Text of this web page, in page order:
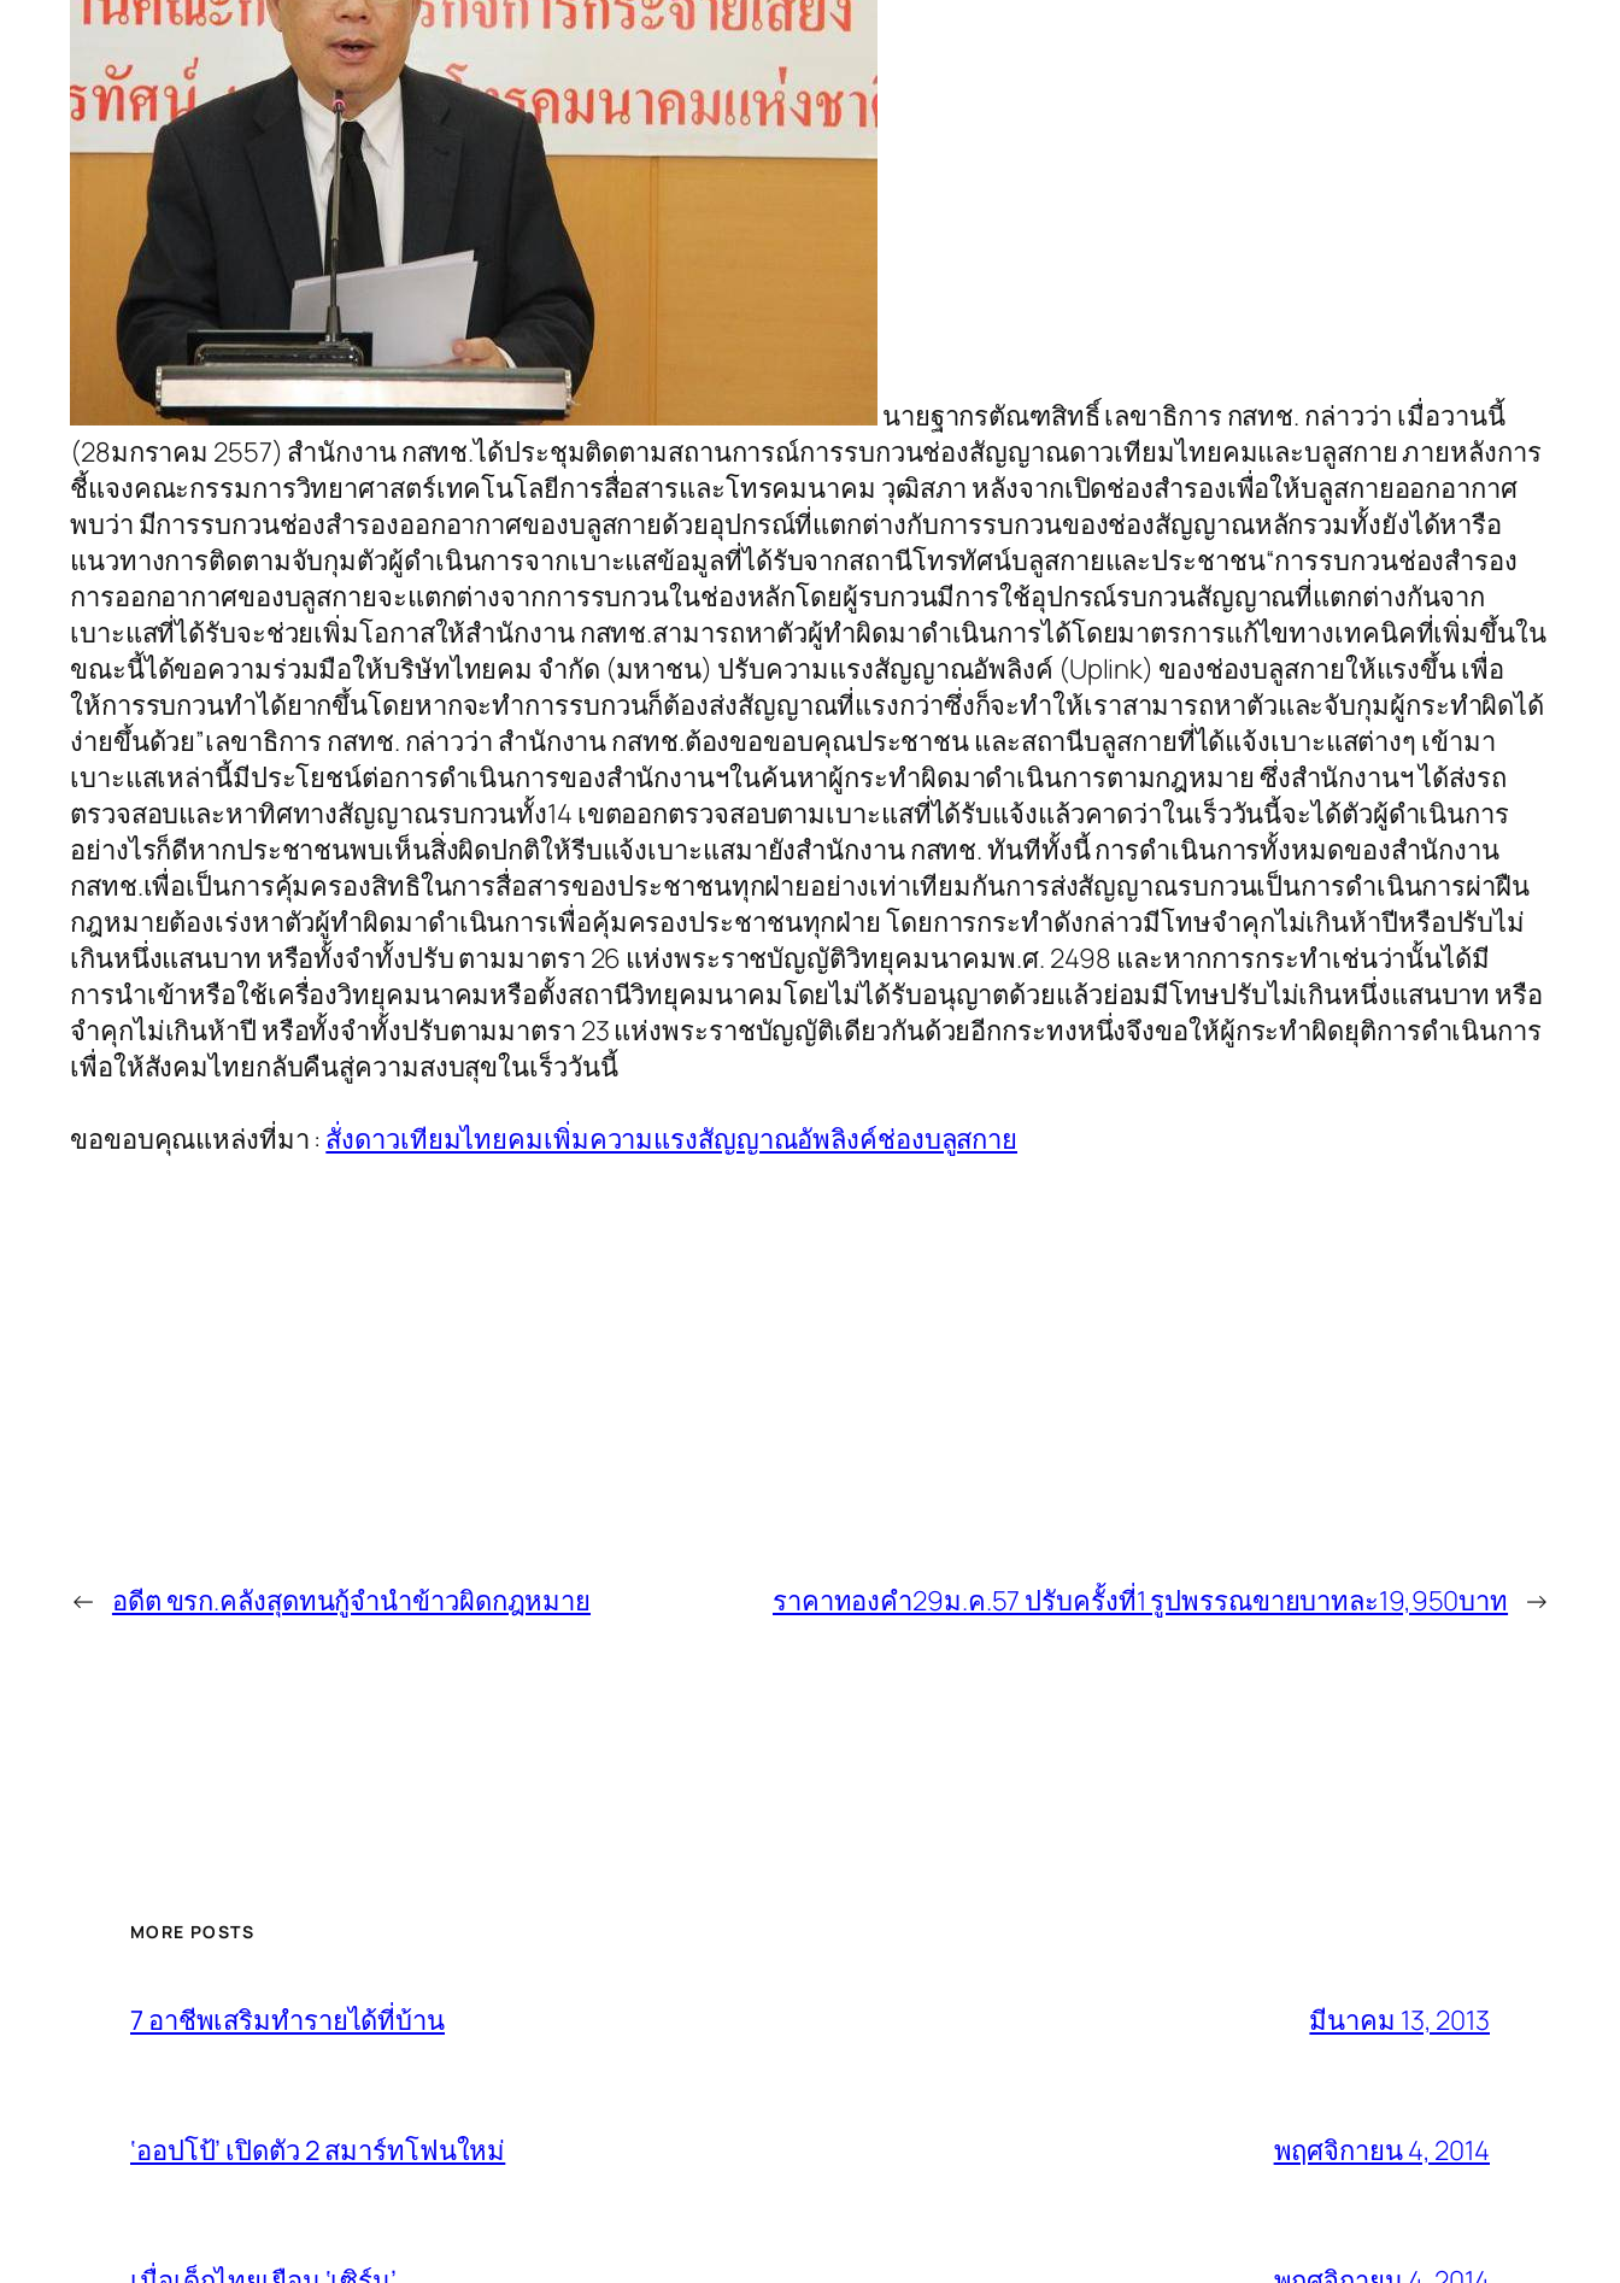
นายฐากรตัณฑสิทธิ์ เลขาธิการ กสทช. กล่าวว่า เมื่อวานนี้
(28มกราคม 2557) สำนักงาน กสทช.ได้ประชุมติดตามสถานการณ์การรบกวนช่องสัญญาณดาวเทียมไทยคมและบลูสกาย ภายหลังการ
ชี้แจงคณะกรรมการวิทยาศาสตร์เทคโนโลยีการสื่อสารและโทรคมนาคม วุฒิสภา หลังจากเปิดช่องสำรองเพื่อให้บลูสกายออกอากาศ
พบว่า มีการรบกวนช่องสำรองออกอากาศของบลูสกายด้วยอุปกรณ์ที่แตกต่างกับการรบกวนของช่องสัญญาณหลักรวมทั้งยังได้หารือ
แนวทางการติดตามจับกุมตัวผู้ดำเนินการจากเบาะแสข้อมูลที่ได้รับจากสถานีโทรทัศน์บลูสกายและประชาชน“การรบกวนช่องสำรอง
การออกอากาศของบลูสกายจะแตกต่างจากการรบกวนในช่องหลักโดยผู้รบกวนมีการใช้อุปกรณ์รบกวนสัญญาณที่แตกต่างกันจาก
เบาะแสที่ได้รับจะช่วยเพิ่มโอกาสให้สำนักงาน กสทช.สามารถหาตัวผู้ทำผิดมาดำเนินการได้โดยมาตรการแก้ไขทางเทคนิคที่เพิ่มขึ้นใน
ขณะนี้ได้ขอความร่วมมือให้บริษัทไทยคม จำกัด (มหาชน) ปรับความแรงสัญญาณอัพลิงค์ (Uplink) ของช่องบลูสกายให้แรงขึ้น เพื่อ
ให้การรบกวนทำได้ยากขึ้นโดยหากจะทำการรบกวนก็ต้องส่งสัญญาณที่แรงกว่าซึ่งก็จะทำให้เราสามารถหาตัวและจับกุมผู้กระทำผิดได้
ง่ายขึ้นด้วย”เลขาธิการ กสทช. กล่าวว่า สำนักงาน กสทช.ต้องขอขอบคุณประชาชน และสถานีบลูสกายที่ได้แจ้งเบาะแสต่างๆ เข้ามา
เบาะแสเหล่านี้มีประโยชน์ต่อการดำเนินการของสำนักงานฯในค้นหาผู้กระทำผิดมาดำเนินการตามกฎหมาย ซึ่งสำนักงานฯ ได้ส่งรถ
ตรวจสอบและหาทิศทางสัญญาณรบกวนทั้ง14 เขตออกตรวจสอบตามเบาะแสที่ได้รับแจ้งแล้วคาดว่าในเร็ววันนี้จะได้ตัวผู้ดำเนินการ
อย่างไรก็ดีหากประชาชนพบเห็นสิ่งผิดปกติให้รีบแจ้งเบาะแสมายังสำนักงาน กสทช. ทันทีทั้งนี้ การดำเนินการทั้งหมดของสำนักงาน
กสทช.เพื่อเป็นการคุ้มครองสิทธิในการสื่อสารของประชาชนทุกฝ่ายอย่างเท่าเทียมกันการส่งสัญญาณรบกวนเป็นการดำเนินการผ่าฝืน
กฎหมายต้องเร่งหาตัวผู้ทำผิดมาดำเนินการเพื่อคุ้มครองประชาชนทุกฝ่าย โดยการกระทำดังกล่าวมีโทษจำคุกไม่เกินห้าปีหรือปรับไม่
เกินหนึ่งแสนบาท หรือทั้งจำทั้งปรับ ตามมาตรา 26 แห่งพระราชบัญญัติวิทยุคมนาคมพ.ศ. 2498 และหากการกระทำเช่นว่านั้นได้มี
การนำเข้าหรือใช้เครื่องวิทยุคมนาคมหรือตั้งสถานีวิทยุคมนาคมโดยไม่ได้รับอนุญาตด้วยแล้วย่อมมีโทษปรับไม่เกินหนึ่งแสนบาท หรือ
จำคุกไม่เกินห้าปี หรือทั้งจำทั้งปรับตามมาตรา 23 แห่งพระราชบัญญัติเดียวกันด้วยอีกกระทงหนึ่งจึงขอให้ผู้กระทำผิดยุติการดำเนินการ
เพื่อให้สังคมไทยกลับคืนสู่ความสงบสุขในเร็ววันนี้
ขอขอบคุณแหล่งที่มา : สั่งดาวเทียมไทยคมเพิ่มความแรงสัญญาณอัพลิงค์ช่องบลูสกาย
← อดีต ขรก.คลังสุดทนกู้จำนำข้าวผิดกฎหมาย ราคาทองคำ29ม.ค.57 ปรับครั้งที่1 รูปพรรณขายบาทละ19,950บาท →
MORE POSTS
7 อาชีพเสริมทำรายได้ที่บ้าน มีนาคม 13, 2013
‘ออปโป้’ เปิดตัว 2 สมาร์ทโฟนใหม่ พฤศจิกายน 4, 2014